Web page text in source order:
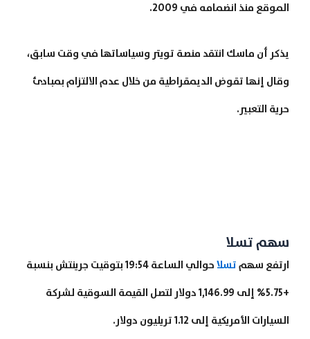
الموقع منذ انضمامه في 2009.
يذكر أن ماسك انتقد منصة تويتر وسياساتها في وقت سابق،
وقال إنها تقوض الديمقراطية من خلال عدم الالتزام بمبادئ
حرية التعبير.
سهم تسلا
ارتفع سهم تسلا
حوالي الساعة 19:54 بتوقيت جرينتش بنسبة
+5.75% إلى 1,146.99 دولار لتصل القيمة السوقية لشركة
السيارات الأمريكية إلى 1.12 تريليون دولار.